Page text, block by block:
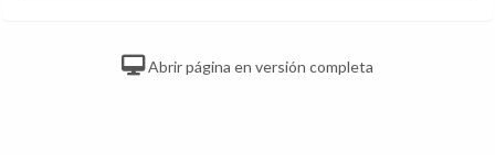
Abrir página en versión completa